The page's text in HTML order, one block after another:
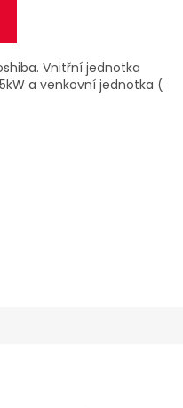
Vnitřní jednotka
a venkovní jednotka (